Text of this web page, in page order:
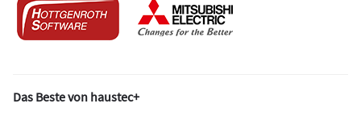
Das Beste von haustec+